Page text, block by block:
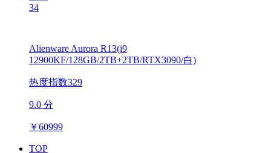
34
Alienware Aurora R13(i9
12900KF/128GB/2TB+2TB/RTX3090/白)
热度指数329
9.0 分
￥60999
TOP